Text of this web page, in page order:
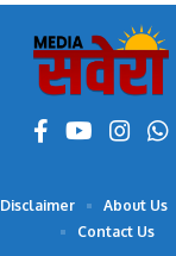
Disclaimer About Us
Contact Us